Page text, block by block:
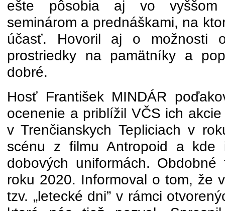
ešte pôsobia aj vo vyššom
seminárom a prednáškami, na
účasť. Hovoril aj o možnosti
prostriedky na pamätníky a
dobré.
Hosť František MINDÁR
ocenenie a priblížil VČS ich
v Trenčianskych Tepliciach v
scénu z filmu Antropoid a kde
dobových uniformách.
roku 2020. Informoval o tom, že
tzv. „letecké dni” v rámci